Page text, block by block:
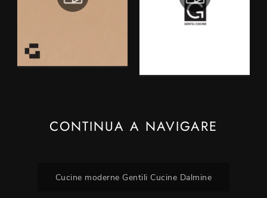
CONTINUA A NAVIGARE
Cucine moderne Gentili Cucine Dalmine